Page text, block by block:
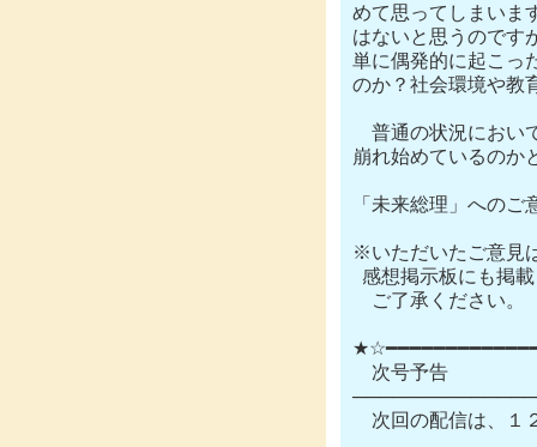
めて思ってしまいま
はないと思うのです
単に偶発的に起こっ
のか？社会環境や教
普通の状況におい
崩れ始めているのか
「未来総理」へのご
※いただいたご意見
感想掲示板にも掲
ご了承ください。
次号予告
次回の配信は、１